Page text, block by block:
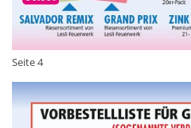
Seite 4